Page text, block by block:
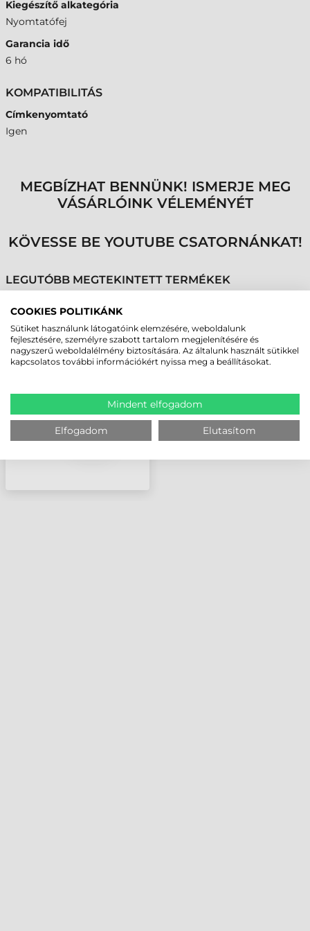
Kiegészítő alkategória
Nyomtatófej
Garancia idő
6 hó
KOMPATIBILITÁS
Címkenyomtató
Igen
MEGBÍZHAT BENNÜNK! ISMERJE MEG
VÁSÁRLÓINK VÉLEMÉNYÉT
KÖVESSE BE YOUTUBE CSATORNÁNKAT!
LEGUTÓBB MEGTEKINTETT TERMÉKEK
HONEYWELL
NYOMTATÓFEJ, PX4I,
PX4IE,16 DOTS/MM
(400DPI)
COOKIES POLITIKÁNK
Sütiket használunk látogatóink elemzésére, weboldalunk
fejlesztésére, személyre szabott tartalom megjelenítésére és
nagyszerű weboldalélmény biztosítására. Az általunk használt sütikkel
kapcsolatos további információkért nyissa meg a beállításokat.
Mindent elfogadom
Elfogadom Elutasítom